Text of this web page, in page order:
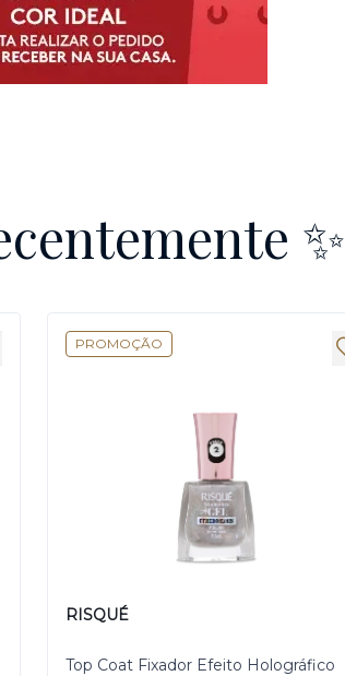
✨
PROMOÇÃO
RISQUÉ
Top Coat Fixador Efeito Holográfico